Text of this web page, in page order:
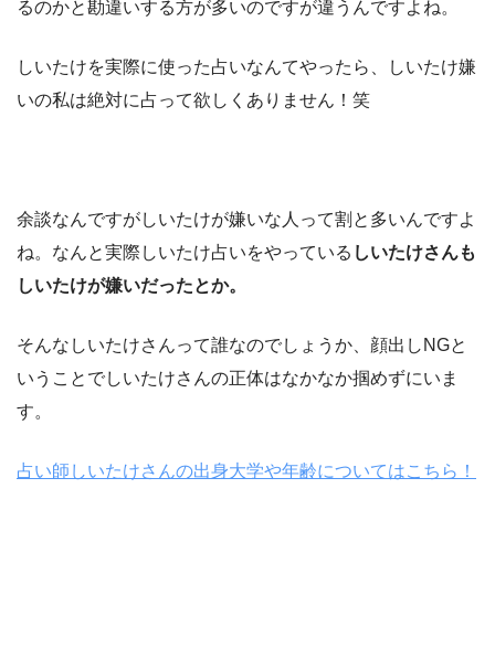
るのかと勘違いする方が多いのですが違うんですよね。
しいたけを実際に使った占いなんてやったら、しいたけ嫌
いの私は絶対に占って欲しくありません！笑
余談なんですがしいたけが嫌いな人って割と多いんですよ
ね。なんと実際しいたけ占いをやっている しいたけさんも
しいたけが嫌いだったとか。
そんなしいたけさんって誰なのでしょうか、顔出しNGと
いうことでしいたけさんの正体はなかなか掴めずにいま
す。
占い師しいたけさんの出身大学や年齢についてはこちら！